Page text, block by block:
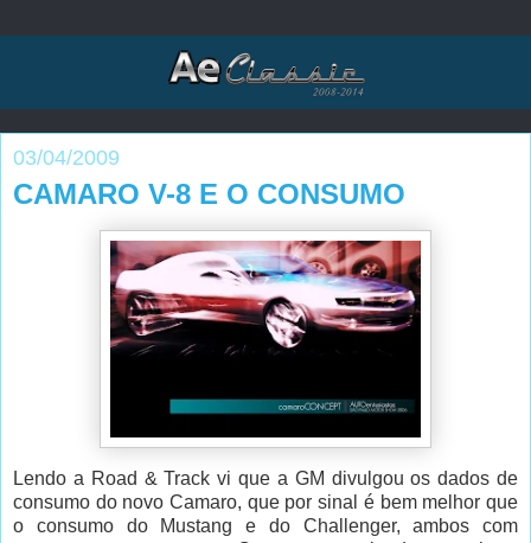
03/04/2009
CAMARO V-8 E O CONSUMO
Lendo a Road & Track vi que a GM divulgou os dados de
consumo do novo Camaro, que por sinal é bem melhor que
o consumo do Mustang e do Challenger, ambos com